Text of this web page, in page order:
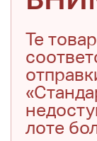
Те
лоте